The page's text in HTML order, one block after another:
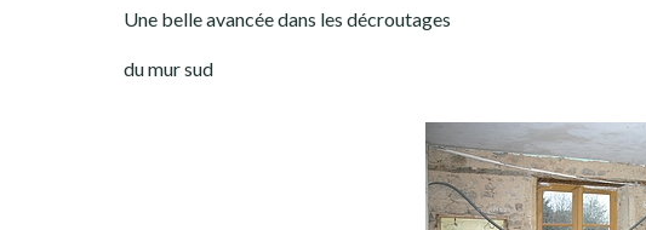
Une belle avancée dans les décroutages
du mur sud